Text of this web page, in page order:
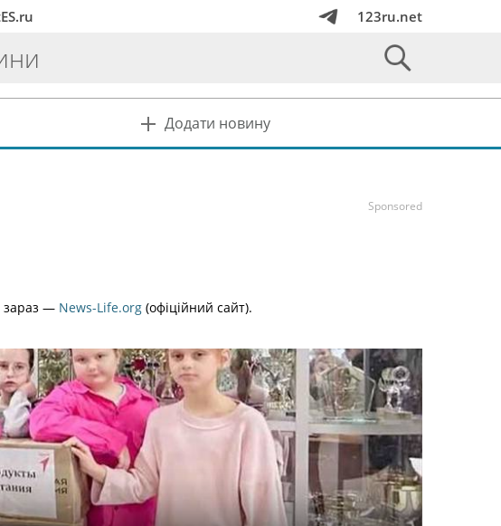
123ru.net
Додати новину
Sponsored
зараз — News-Life.org (офіційний сайт).